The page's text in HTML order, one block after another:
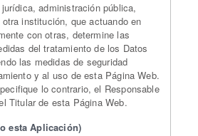
administración pública,
institución, que actuando en
con otras, determine las
del tratamiento de los Datos
las medidas de seguridad
y al uso de esta Página Web.
lo contrario, el Responsable
Titular de esta Página Web.
esta Aplicación)